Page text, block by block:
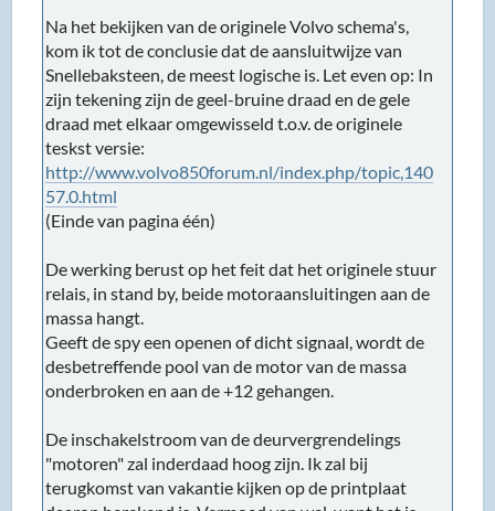
Na het bekijken van de originele Volvo schema's,
kom ik tot de conclusie dat de aansluitwijze van
Snellebaksteen, de meest logische is. Let even op: In
zijn tekening zijn de geel-bruine draad en de gele
draad met elkaar omgewisseld t.o.v. de originele
teskst versie:
http://www.volvo850forum.nl/index.php/topic,140
57.0.html
(Einde van pagina één)
De werking berust op het feit dat het originele stuur
relais, in stand by, beide motoraansluitingen aan de
massa hangt.
Geeft de spy een openen of dicht signaal, wordt de
desbetreffende pool van de motor van de massa
onderbroken en aan de +12 gehangen.
De inschakelstroom van de deurvergrendelings
"motoren" zal inderdaad hoog zijn. Ik zal bij
terugkomst van vakantie kijken op de printplaat